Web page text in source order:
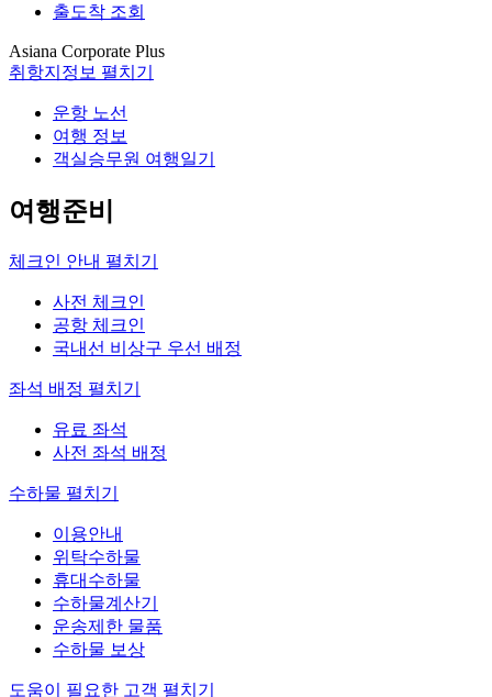
출도착 조회
Asiana Corporate Plus
취항지정보 펼치기
운항 노선
여행 정보
객실승무원 여행일기
여행준비
체크인 안내 펼치기
사전 체크인
공항 체크인
국내선 비상구 우선 배정
좌석 배정 펼치기
유료 좌석
사전 좌석 배정
수하물 펼치기
이용안내
위탁수하물
휴대수하물
수하물계산기
운송제한 물품
수하물 보상
도움이 필요한 고객 펼치기